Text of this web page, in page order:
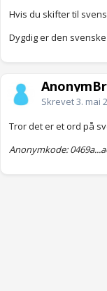
Hvis du skifter til
Dygdig er den
Skrevet3. mai
Tror det er et ord på
Anonymkode: